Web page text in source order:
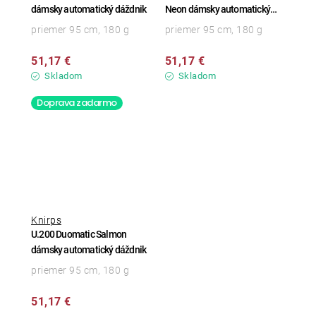
dámsky automatický dáždnik
Skladom
51,17 €
priemer 95 cm, 180 g
Neon dámsky automatický
dáždnik
Skladom
51,17 €
priemer 95 cm, 180 g
Doprava zadarmo
U.200 Duomatic Salmon
dámsky automatický dáždnik
Knirps
51,17 €
priemer 95 cm, 180 g